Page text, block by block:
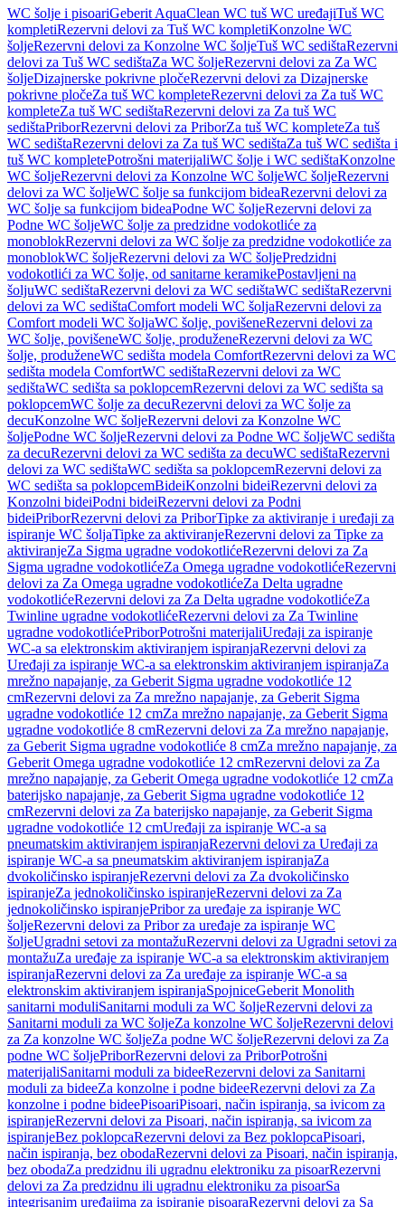
WC šolje i pisoariGeberit AquaClean WC tuš WC uređajiTuš WC
kompletiRezervni delovi za Tuš WC kompletiKonzolne WC
šoljeRezervni delovi za Konzolne WC šoljeTuš WC sedištaRezervni
delovi za Tuš WC sedištaZa WC šoljeRezervni delovi za Za WC
šoljeDizajnerske pokrivne pločeRezervni delovi za Dizajnerske
pokrivne pločeZa tuš WC kompleteRezervni delovi za Za tuš WC
kompleteZa tuš WC sedištaRezervni delovi za Za tuš WC
sedištaPriborRezervni delovi za PriborZa tuš WC kompleteZa tuš
WC sedištaRezervni delovi za Za tuš WC sedištaZa tuš WC sedišta i
tuš WC kompletePotrošni materijaliWC šolje i WC sedištaKonzolne
WC šoljeRezervni delovi za Konzolne WC šoljeWC šoljeRezervni
delovi za WC šoljeWC šolje sa funkcijom bideaRezervni delovi za
WC šolje sa funkcijom bideaPodne WC šoljeRezervni delovi za
Podne WC šoljeWC šolje za predzidne vodokotliće za
monoblokRezervni delovi za WC šolje za predzidne vodokotliće za
monoblokWC šoljeRezervni delovi za WC šoljePredzidni
vodokotlići za WC šolje, od sanitarne keramikePostavljeni na
šoljuWC sedištaRezervni delovi za WC sedištaWC sedištaRezervni
delovi za WC sedištaComfort modeli WC šoljaRezervni delovi za
Comfort modeli WC šoljaWC šolje, povišeneRezervni delovi za
WC šolje, povišeneWC šolje, produženeRezervni delovi za WC
šolje, produženeWC sedišta modela ComfortRezervni delovi za WC
sedišta modela ComfortWC sedištaRezervni delovi za WC
sedištaWC sedišta sa poklopcemRezervni delovi za WC sedišta sa
poklopcemWC šolje za decuRezervni delovi za WC šolje za
decuKonzolne WC šoljeRezervni delovi za Konzolne WC
šoljePodne WC šoljeRezervni delovi za Podne WC šoljeWC sedišta
za decuRezervni delovi za WC sedišta za decuWC sedištaRezervni
delovi za WC sedištaWC sedišta sa poklopcemRezervni delovi za
WC sedišta sa poklopcemBideiKonzolni bideiRezervni delovi za
Konzolni bideiPodni bideiRezervni delovi za Podni
bideiPriborRezervni delovi za PriborTipke za aktiviranje i uređaji za
ispiranje WC šoljaTipke za aktiviranjeRezervni delovi za Tipke za
aktiviranjeZa Sigma ugradne vodokotlićeRezervni delovi za Za
Sigma ugradne vodokotlićeZa Omega ugradne vodokotlićeRezervni
delovi za Za Omega ugradne vodokotlićeZa Delta ugradne
vodokotlićeRezervni delovi za Za Delta ugradne vodokotlićeZa
Twinline ugradne vodokotlićeRezervni delovi za Za Twinline
ugradne vodokotlićePriborPotrošni materijaliUređaji za ispiranje
WC-a sa elektronskim aktiviranjem ispiranjaRezervni delovi za
Uređaji za ispiranje WC-a sa elektronskim aktiviranjem ispiranjaZa
mrežno napajanje, za Geberit Sigma ugradne vodokotliće 12
cmRezervni delovi za Za mrežno napajanje, za Geberit Sigma
ugradne vodokotliće 12 cmZa mrežno napajanje, za Geberit Sigma
ugradne vodokotliće 8 cmRezervni delovi za Za mrežno napajanje,
za Geberit Sigma ugradne vodokotliće 8 cmZa mrežno napajanje, za
Geberit Omega ugradne vodokotliće 12 cmRezervni delovi za Za
mrežno napajanje, za Geberit Omega ugradne vodokotliće 12 cmZa
baterijsko napajanje, za Geberit Sigma ugradne vodokotliće 12
cmRezervni delovi za Za baterijsko napajanje, za Geberit Sigma
ugradne vodokotliće 12 cmUređaji za ispiranje WC-a sa
pneumatskim aktiviranjem ispiranjaRezervni delovi za Uređaji za
ispiranje WC-a sa pneumatskim aktiviranjem ispiranjaZa
dvokoličinsko ispiranjeRezervni delovi za Za dvokoličinsko
ispiranjeZa jednokoličinsko ispiranjeRezervni delovi za Za
jednokoličinsko ispiranjePribor za uređaje za ispiranje WC
šoljeRezervni delovi za Pribor za uređaje za ispiranje WC
šoljeUgradni setovi za montažuRezervni delovi za Ugradni setovi za
montažuZa uređaje za ispiranje WC-a sa elektronskim aktiviranjem
ispiranjaRezervni delovi za Za uređaje za ispiranje WC-a sa
elektronskim aktiviranjem ispiranjaSpojniceGeberit Monolith
sanitarni moduliSanitarni moduli za WC šoljeRezervni delovi za
Sanitarni moduli za WC šoljeZa konzolne WC šoljeRezervni delovi
za Za konzolne WC šoljeZa podne WC šoljeRezervni delovi za Za
podne WC šoljePriborRezervni delovi za PriborPotrošni
materijaliSanitarni moduli za bideeRezervni delovi za Sanitarni
moduli za bideeZa konzolne i podne bideeRezervni delovi za Za
konzolne i podne bideePisoariPisoari, način ispiranja, sa ivicom za
ispiranjeRezervni delovi za Pisoari, način ispiranja, sa ivicom za
ispiranjeBez poklopcaRezervni delovi za Bez poklopcaPisoari,
način ispiranja, bez obodaRezervni delovi za Pisoari, način ispiranja,
bez obodaZa predzidnu ili ugradnu elektroniku za pisoarRezervni
delovi za Za predzidnu ili ugradnu elektroniku za pisoarSa
integrisanim uređajima za ispiranje pisoaraRezervni delovi za Sa